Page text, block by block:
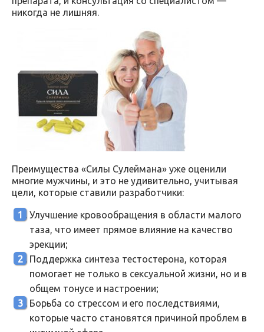
никогда не лишняя.
Преимущества «Силы Сулеймана» уже оценили
многие мужчины, и это не удивительно, учитывая
цели, которые ставили разработчики:
Улучшение кровообращения в области малого
таза, что имеет прямое влияние на качество
эрекции;
Поддержка синтеза тестостерона, которая
помогает не только в сексуальной жизни, но и в
общем тонусе и настроении;
Борьба со стрессом и его последствиями,
которые часто становятся причиной проблем в